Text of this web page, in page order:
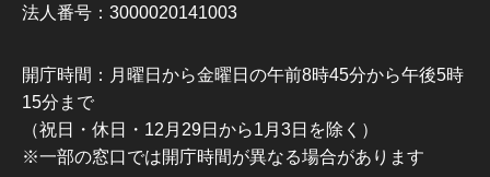
法人番号：3000020141003
開庁時間：月曜日から金曜日の午前8時45分から午後5時
15分まで
（祝日・休日・12月29日から1月3日を除く）
※一部の窓口では開庁時間が異なる場合があります